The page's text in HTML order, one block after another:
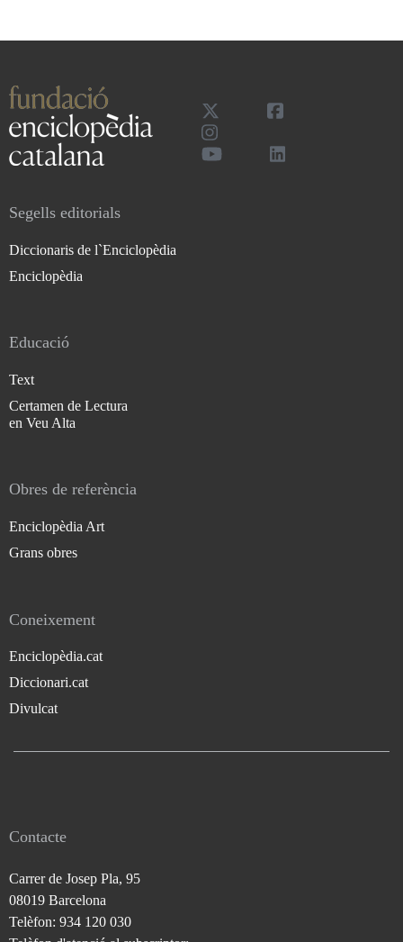
Segells editorials
Diccionaris de l`Enciclopèdia
Enciclopèdia
Educació
Text
Certamen de Lectura
en Veu Alta
Obres de referència
Enciclopèdia Art
Grans obres
Coneixement
Enciclopèdia.cat
Diccionari.cat
Divulcat
Contacte
Carrer de Josep Pla, 95
08019 Barcelona
Telèfon: 934 120 030